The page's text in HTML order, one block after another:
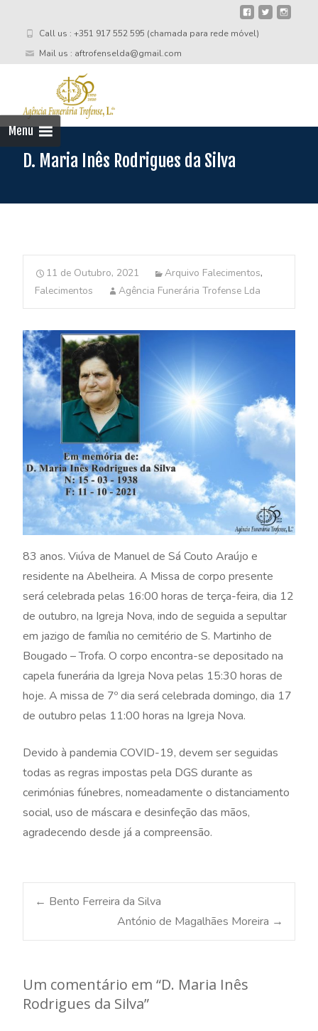
Call us : +351 917 552 595 (chamada para rede móvel)
Mail us : aftrofenselda@gmail.com
Menu
D. Maria Inês Rodrigues da Silva
11 de Outubro, 2021 Arquivo Falecimentos,
Falecimentos
Agência Funerária Trofense Lda
83 anos. Viúva de Manuel de Sá Couto Araújo e
residente na Abelheira. A Missa de corpo presente
será celebrada pelas 16:00 horas de terça-feira, dia 12
de outubro, na Igreja Nova, indo de seguida a sepultar
em jazigo de família no cemitério de S. Martinho de
Bougado – Trofa. O corpo encontra-se depositado na
capela funerária da Igreja Nova pelas 15:30 horas de
hoje. A missa de 7º dia será celebrada domingo, dia 17
de outubro pelas 11:00 horas na Igreja Nova.
Devido à pandemia COVID-19, devem ser seguidas
todas as regras impostas pela DGS durante as
cerimónias fúnebres, nomeadamente o distanciamento
social, uso de máscara e desinfeção das mãos,
agradecendo desde já a compreensão.
Post
← Bento Ferreira da Silva
António de Magalhães Moreira →
Um comentário em “D. Maria Inês
Rodrigues da Silva”